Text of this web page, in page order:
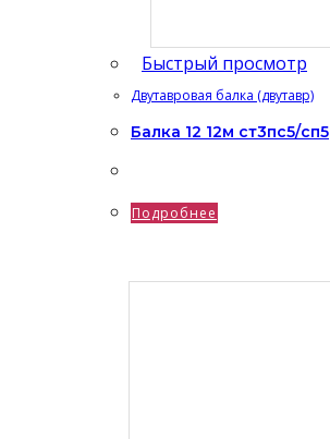
Быстрый просмотр
Двутавровая балка (двутавр)
Балка 12 12м ст3пс5/сп5
Подробнее